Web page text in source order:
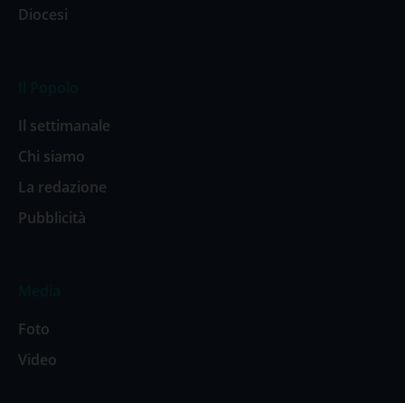
Diocesi
Il settimanale
Chi siamo
La redazione
Pubblicità
Foto
Video